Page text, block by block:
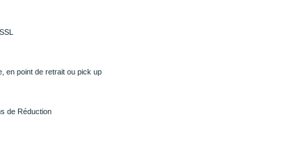
en point de retrait ou pick up
de Réduction